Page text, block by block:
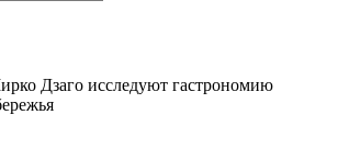
Дзаго исследуют гастрономию